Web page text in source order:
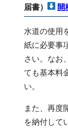
届書）
開
水道の使用
紙に必要事
さい。なお
ても基本料
い。
また、再度
を納付して